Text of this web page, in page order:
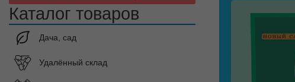
Каталог товаров
Дача, сад
Удалённый склад